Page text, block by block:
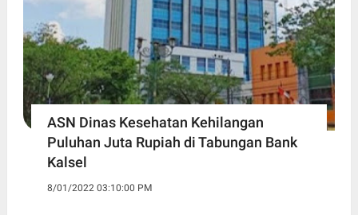
ASN Dinas Kesehatan Kehilangan
Puluhan Juta Rupiah di Tabungan Bank
Kalsel
8/01/2022 03:10:00 PM